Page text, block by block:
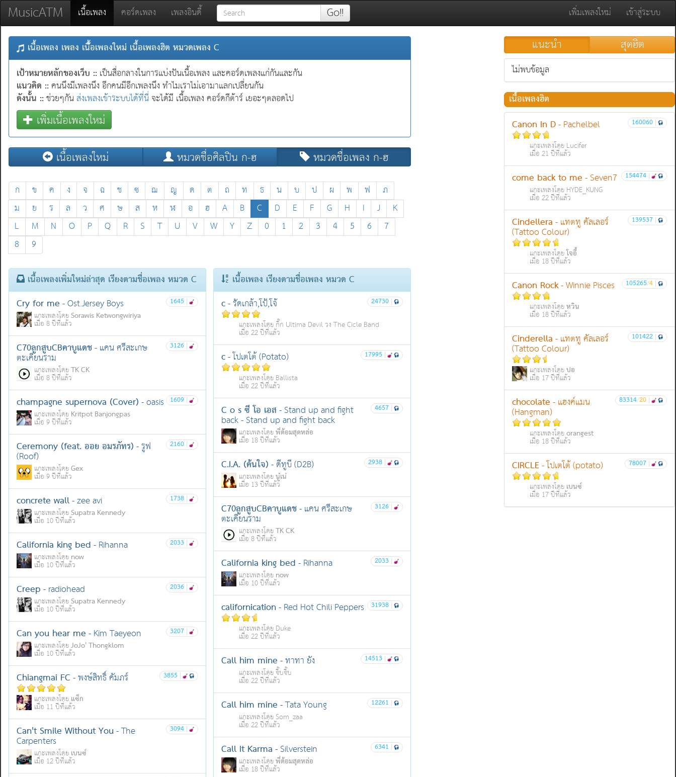
MusicATM เนื้อเพลง (current)
คอร์ดเพลง เพลงอินดี้ Go!! เพิ่มเพลงใหม่ เข้าสู่ระบบ
เนื้อเพลง เพลง เนื้ัอเพลงใหม่ เนื้อเพลงฮิต หมวดเพลง C
เป้าหมายหลักของเว็บ ::เป็นสื่อกลางในการแบ่งปันเนื้อเพลง และคอร์ดเพลงแก่กันและกัน
แนวคิด ::คนนึงมีเพลงนึง อีกคนมีอีกเพลงนึง ทำไมเราไม่เอามาแลกเปลี่ยนกัน
ดังนั้น ::ช่วยๆกันส่งเพลงเข้าระบบได้ที่นี่จะได้มี เนื้อเพลง คอร์ดกีต้าร์ เยอะๆตลอดไป
เพิ่มเนื้อเพลงใหม่
เนื้อเพลงใหม่
หมวดชื่อศิลปิน ก-ฮ หมวดชื่อเพลง ก-ฮ
ก ข ค ง จ ฉ ช ซ ฌ ญ ด ต ถ ท ธ น บ ป ผ พ ฟ
ภ
ม
ย ร ล ว ศ ษ ส ห ฬ อ ฮ A B C D E F G H I J
K
L
M N O P Q R S T U V W Y Z 0 1 2 3 4 5 6
7
8
9
เนื้อเพลงเพิ่มใหม่ล่าสุด เรียงตามชื่อเพลง หมวด C
1645 |
Cry for me- Ost.Jersey Boys
แกะเพลงโดยSorawis Ketwongwiriya
เมื่อ 8 ปีที่แล้ว
3126 |
C70ลูกสูบCBคาบูแดช- แคน ศรีสะเกษ
ตะเคียนราม
แกะเพลงโดยTK CK
เมื่อ 8 ปีที่แล้ว
1609 |
champagne supernova (Cover)- oasis
แกะเพลงโดย Kritpot Banjongpas
เมื่อ 9 ปีที่แล้ว
2160 |
Ceremony (feat. ออย อมรภัทร)- รูฟ
(Roof)
แกะเพลงโดยGex
เมื่อ 9 ปีที่แล้ว
1738 |
concrete wall- zee avi
แกะเพลงโดยSupatra Kennedy
เมื่อ 10 ปีที่แล้ว
2033 |
California king bed- Rihanna
แกะเพลงโดย now
เมื่อ 10 ปีที่แล้ว
2036 |
Creep- radiohead
แกะเพลงโดยSupatra Kennedy
เมื่อ 10 ปีที่แล้ว
3207 |
Can you hear me- Kim Taeyeon
แกะเพลงโดยJoJo' Thongklom
เมื่อ 10 ปีที่แล้ว
3855 |
Chiangmai FC- พงษ์สิทธิ์ คัมภร์
แกะเพลงโดย แซ็ก
เมื่อ 11 ปีที่แล้ว
3094 |
Can't Smile Without You- The
Carpenters
แกะเพลงโดย เบนซ์
เมื่อ 12 ปีที่แล้ว
เนื้อเพลง เรียงตามชื่อเพลง หมวด C
24730 |
c- รัดเกล้า,โป้,โจ้
แกะเพลงโดย กิ๊ก Ultima Devil วง The Cicle Band
เมื่อ 22 ปีที่แล้ว
17995 |
c- โปเตโต้ (Potato)
แกะเพลงโดย Ballista
เมื่อ 22 ปีที่แล้ว
4657 |
C o s ซี โอ เอส- Stand up and fight
back - Stand up and fight back
แกะเพลงโดยพี่ต้อมสุดหล่อ
เมื่อ 18 ปีที่แล้ว
2938 |
C.I.A. (ค้นใจ)- ดีทูบี (D2B)
แกะเพลงโดยนู๋เน่
เมื่อ 13 ปีที่แล้ว
3126 |
C70ลูกสูบCBคาบูแดช- แคน ศรีสะเกษ
ตะเคียนราม
แกะเพลงโดยTK CK
เมื่อ 8 ปีที่แล้ว
2033 |
California king bed- Rihanna
แกะเพลงโดย now
เมื่อ 10 ปีที่แล้ว
31938 |
californication- Red Hot Chili Peppers
แกะเพลงโดย Duke
เมื่อ 22 ปีที่แล้ว
14513 |
Call him mine- ทาทา ยัง
แกะเพลงโดย จิ๊บจิ๊บ
เมื่อ 22 ปีที่แล้ว
12261 |
Call him mine- Tata Young
แกะเพลงโดย Som_zaa
เมื่อ 22 ปีที่แล้ว
6341 |
Call It Karma- Silverstein
แกะเพลงโดยพี่ต้อมสุดหล่อ
เมื่อ 18 ปีที่แล้ว
แนะนำ สุดฮิต
ไม่พบข้อมูล
เนื้อเพลงฮิต
160060 |
Canon In D- Pachelbel
แกะเพลงโดย Lucifer
เมื่อ 21 ปีที่แล้ว
154474 |
come back to me- Seven7
แกะเพลงโดย HYDE_KUNG
เมื่อ 22 ปีที่แล้ว
139537 |
Cindellera- แทตทู คัลเลอร์
(Tattoo Colour)
แกะเพลงโดยโจอี้
เมื่อ 18 ปีที่แล้ว
105265/4 |
Canon Rock- Winnie Pisces
แกะเพลงโดยหวิน
เมื่อ 18 ปีที่แล้ว
101422 |
Cinderella- แทตทู คัลเลอร์
(Tattoo Colour)
แกะเพลงโดยปอ
เมื่อ 17 ปีที่แล้ว
83314/20 |
chocolate- แฮงค์แมน
(Hangman)
แกะเพลงโดยorangest
เมื่อ 18 ปีที่แล้ว
78007 |
CIRCLE- โปเตโต้ (potato)
แกะเพลงโดย เบนซ์
เมื่อ 17 ปีที่แล้ว